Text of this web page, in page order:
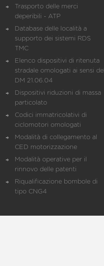
Trasporto delle merci
deperibili - ATP
Database delle località a
supporto dei sistemi RDS
TMC
Elenco dispositivi di ritenuta
stradale omologati ai sensi del
DM 21.06.04
Dispositivi riduzioni di massa
particolato
Codici immatricolativi di
ciclomotori omologati
Modalità di collegamento al
CED motorizzazione
Modalità operative per il
rinnovo delle patenti
Riqualificazione bombole di
tipo CNG4